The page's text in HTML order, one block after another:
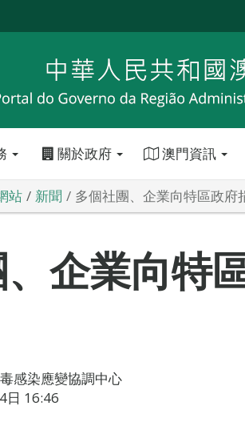
關於政府 澳門資訊
站 新聞 多個社團、企業向特區政府
企業向特
感染應變協調中心
日 16:46